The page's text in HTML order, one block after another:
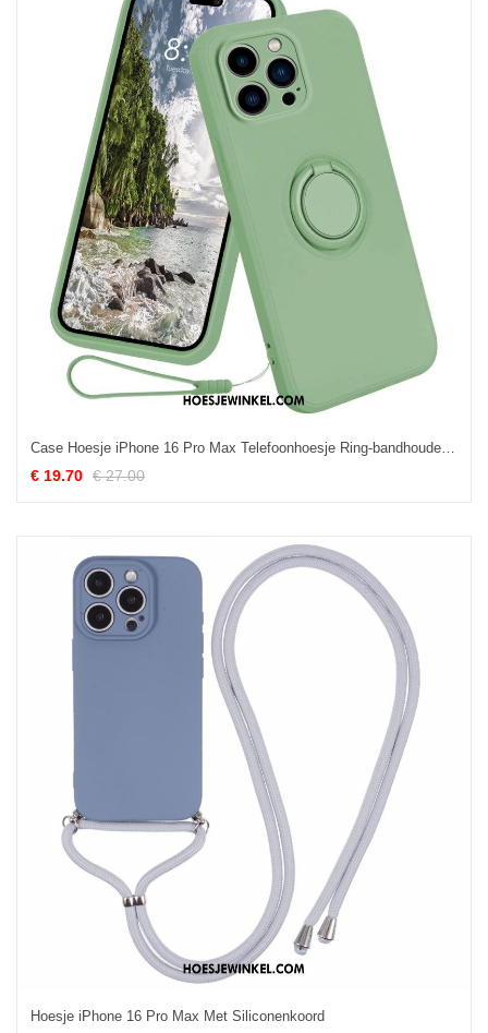
Case Hoesje iPhone 16 Pro Max Telefoonhoesje Ring-bandhouder Van Vloeibare Siliconen
€ 19.70 € 27.00
Hoesje iPhone 16 Pro Max Met Siliconenkoord